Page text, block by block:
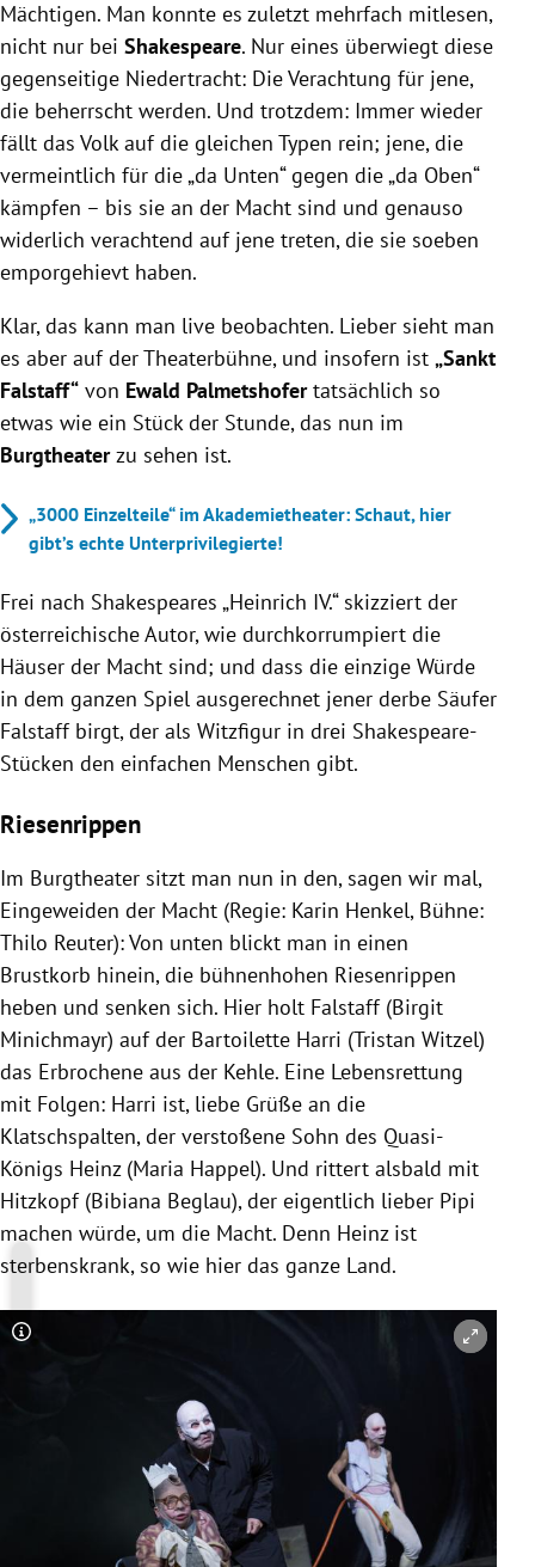
Mächtigen. Man konnte es zuletzt mehrfach mitlesen,
nicht nur bei Shakespeare. Nur eines überwiegt diese
gegenseitige Niedertracht: Die Verachtung für jene,
die beherrscht werden. Und trotzdem: Immer wieder
fällt das Volk auf die gleichen Typen rein; jene, die
vermeintlich für die „da Unten“ gegen die „da Oben“
kämpfen – bis sie an der Macht sind und genauso
widerlich verachtend auf jene treten, die sie soeben
emporgehievt haben.
Klar, das kann man live beobachten. Lieber sieht man
es aber auf der Theaterbühne, und insofern ist „Sankt
Falstaff“ von Ewald Palmetshofertatsächlich so
etwas wie ein Stück der Stunde, das nun im
Burgtheaterzu sehen ist.
„3000 Einzelteile“ im Akademietheater: Schaut, hier
gibt’s echte Unterprivilegierte!
Frei nach Shakespeares „Heinrich IV.“ skizziert der
österreichische Autor, wie durchkorrumpiert die
Häuser der Macht sind; und dass die einzige Würde
in dem ganzen Spiel ausgerechnet jener derbe Säufer
Falstaff birgt, der als Witzfigur in drei Shakespeare-
Stücken den einfachen Menschen gibt.
Riesenrippen
Im Burgtheater sitzt man nun in den, sagen wir mal,
Eingeweiden der Macht (Regie: Karin Henkel, Bühne:
Thilo Reuter): Von unten blickt man in einen
Brustkorb hinein, die bühnenhohen Riesenrippen
heben und senken sich. Hier holt Falstaff (Birgit
Minichmayr) auf der Bartoilette Harri (Tristan Witzel)
das Erbrochene aus der Kehle. Eine Lebensrettung
mit Folgen: Harri ist, liebe Grüße an die
Klatschspalten, der verstoßene Sohn des Quasi-
Königs Heinz (Maria Happel). Und rittert alsbald mit
Hitzkopf (Bibiana Beglau), der eigentlich lieber Pipi
machen würde, um die Macht. Denn Heinz ist
sterbenskrank, so wie hier das ganze Land.
Copyright-Hinweis öffnen/schließen